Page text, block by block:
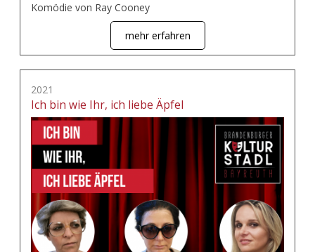
Komödie von Ray Cooney
mehr erfahren
2021
Ich bin wie Ihr, ich liebe Äpfel